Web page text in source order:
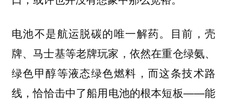
电池不是航运脱碳的唯一解药。目前，壳
牌、马士基等老牌玩家，依然在重仓绿氨、
绿色甲醇等液态绿色燃料，而这条技术路
线，恰恰击中了船用电池的根本短板——能